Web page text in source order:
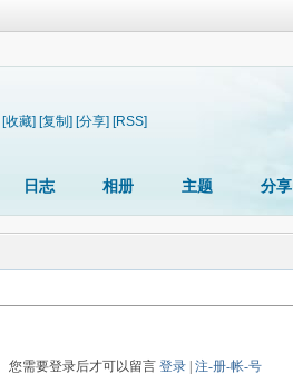
[收藏] [复制] [分享] [RSS]
日志 相册 主题 分享
您需要登录后才可以留言登录 |注-册-帐-号